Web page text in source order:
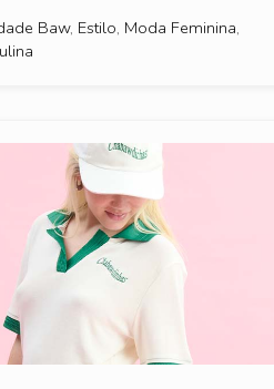
Baw, Estilo, Moda Feminina,